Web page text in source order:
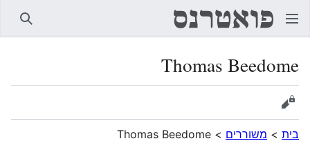
Thomas Beedome
הצגת מקור
בית > משוררים >
Thomas Beedome